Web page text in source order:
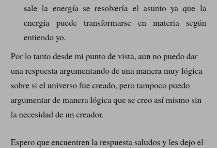
sale la energía se resolvería el asunto ya que la
energía puede transformarse en materia según
entiendo yo.
Por lo tanto desde mi punto de vista, aun no puedo dar
una respuesta argumentando de una manera muy lógica
sobre si el universo fue creado, pero tampoco puedo
argumentar de manera lógica que se creo así mismo sin
la necesidad de un creador.
Espero que encuentren la respuesta saludos y les dejo el